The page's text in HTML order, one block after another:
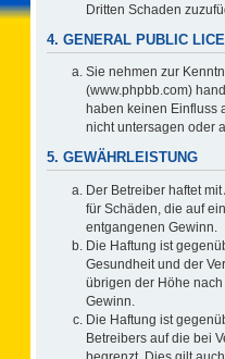
Dritten Schaden
4. GENERAL PUBLIC
Sie nehmen zur
(www.phpbb.com)
haben keinen Einfluss
nicht untersagen oder
5. GEWÄHRLEISTUNG
Der Betreiber haftet
für Schäden, die auf
entgangenen Gewinn.
Die Haftung ist
Gesundheit und der
übrigen der Höhe
Gewinn.
Die Haftung ist
Betreibers auf die bei